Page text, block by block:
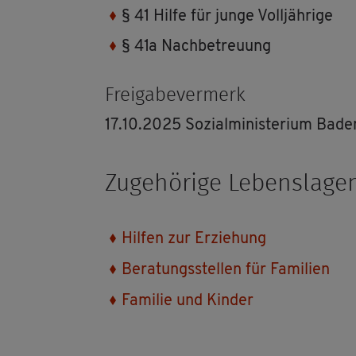
§ 41 Hilfe für junge Voll­jäh­ri­ge
§ 41a Nach­be­treu­ung
Frei­ga­be­ver­merk
17.10.2025 So­zi­al­mi­nis­te­ri­um
Zu­ge­hö­ri­ge
Hil­fen zur Er­zie­hung
Be­ra­tungs­stel­len für Fa­mi­li­en
Fa­mi­lie und Kin­der